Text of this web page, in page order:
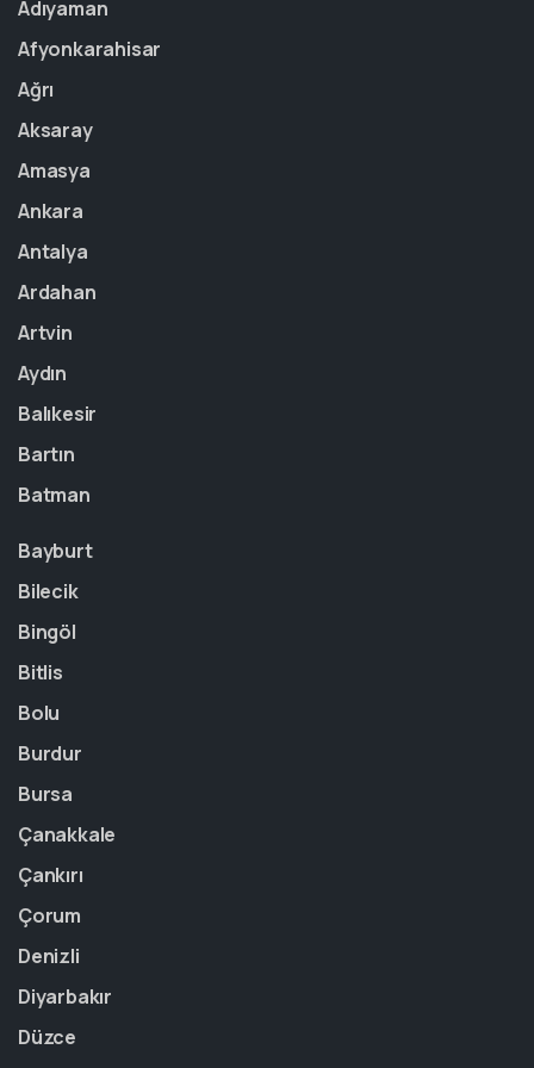
Adıyaman
Afyonkarahisar
Ağrı
Aksaray
Amasya
Ankara
Antalya
Ardahan
Artvin
Aydın
Balıkesir
Bartın
Batman
Bayburt
Bilecik
Bingöl
Bitlis
Bolu
Burdur
Bursa
Çanakkale
Çankırı
Çorum
Denizli
Diyarbakır
Düzce